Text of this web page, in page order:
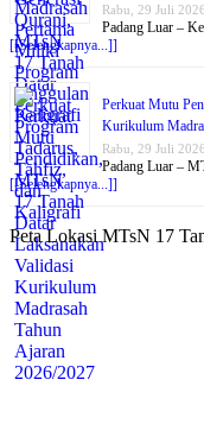
Rabu, 29 Juli 2026
Padang Luar –
[[Selengkapnya...]]
Perkuat Mutu
Kurikulum
Rabu, 29 Juli 2026
Padang Luar –
[[Selengkapnya...]]
Peta Lokasi MTsN 17